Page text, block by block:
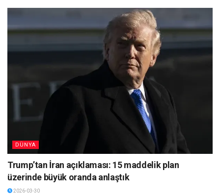
DÜNYA
Trump’tan İran açıklaması: 15 maddelik plan
üzerinde büyük oranda anlaştık
2026-03-30